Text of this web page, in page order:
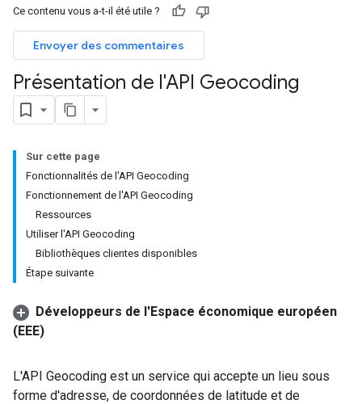
Ce contenu vous a-t-il été utile ?
Envoyer des commentaires
Présentation de l'API Geocoding
Sur cette page
Fonctionnalités de l'API Geocoding
Fonctionnement de l'API Geocoding
Ressources
Utiliser l'API Geocoding
Bibliothèques clientes disponibles
Étape suivante
Développeurs de l'Espace économique européen
(EEE)
L'API Geocoding est un service qui accepte un lieu sous
forme d'adresse, de coordonnées de latitude et de